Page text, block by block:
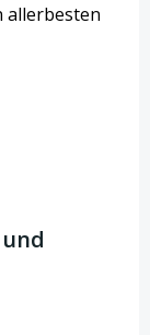
allerbesten